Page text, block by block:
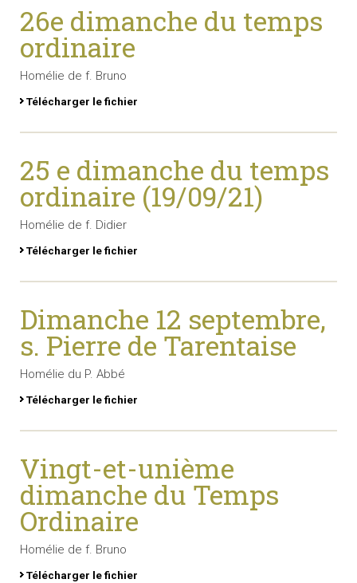
26e dimanche du temps
ordinaire
Homélie de f. Bruno
Télécharger le fichier
25 e dimanche du temps
ordinaire (19/09/21)
Homélie de f. Didier
Télécharger le fichier
Dimanche 12 septembre,
s. Pierre de Tarentaise
Homélie du P. Abbé
Télécharger le fichier
Vingt-et-unième
dimanche du Temps
Ordinaire
Homélie de f. Bruno
Télécharger le fichier